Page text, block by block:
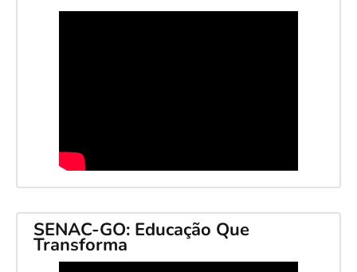
SENAC-GO: Educação Que
Transforma